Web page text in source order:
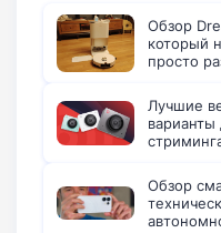
Обзор
который
просто
Лучшие
Обзор